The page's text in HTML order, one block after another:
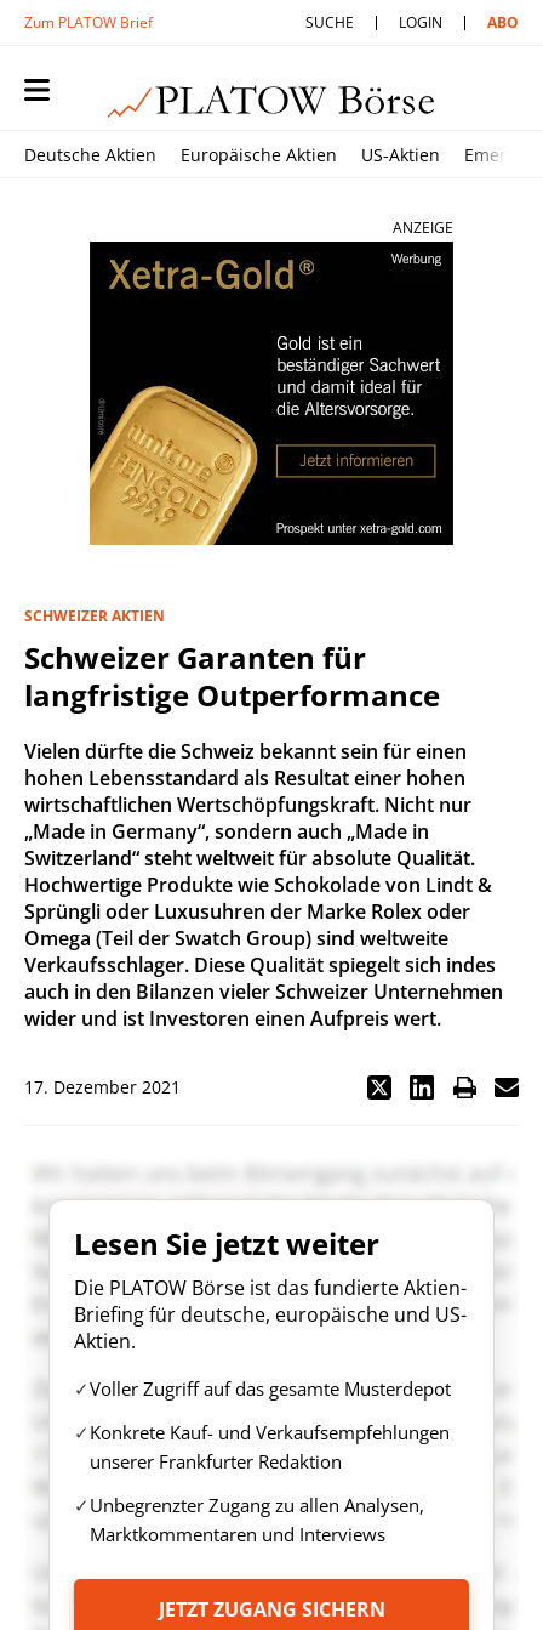
Zum PLATOW Brief SUCHE LOGIN ABO
Deutsche Aktien Europäische Aktien US-Aktien
ANZEIGE
SCHWEIZER AKTIEN
Schweizer Garanten für
langfristige Outperformance
Vielen dürfte die Schweiz bekannt sein für einen
hohen Lebensstandard als Resultat einer hohen
wirtschaftlichen Wertschöpfungskraft. Nicht nur
„Made in Germany“, sondern auch „Made in
Switzerland“ steht weltweit für absolute Qualität.
Hochwertige Produkte wie Schokolade von Lindt &
Sprüngli oder Luxusuhren der Marke Rolex oder
Omega (Teil der Swatch Group) sind weltweite
Verkaufsschlager. Diese Qualität spiegelt sich indes
auch in den Bilanzen vieler Schweizer Unternehmen
wider und ist Investoren einen Aufpreis wert.
17. Dezember 2021
Lesen Sie jetzt weiter
Die PLATOW Börse ist das fundierte Aktien-
Briefing für deutsche, europäische und US-
Aktien.
Voller Zugriff auf das gesamte Musterdepot
Konkrete Kauf- und Verkaufsempfehlungen
unserer Frankfurter Redaktion
Unbegrenzter Zugang zu allen Analysen,
Marktkommentaren und Interviews
JETZT ZUGANG SICHERN